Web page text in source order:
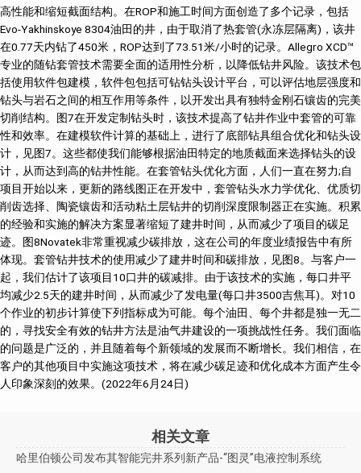
高性能和缩短截面结构。在ROP和施工时间方面创造了多个记录，包括
Evo-Yakhinskoye 8304油田的井，由于取消了热套管(永冻层隔离)，该井
在0.77天内钻了450米，ROP达到了73.51米/小时的记录。Allegro XCD™
专业的随钻套管技术需要全面的适用性分析，以降低钻井风险。该技术包
括使用软件包建模，软件包包括可钻钻头设计平台，可以评估地层强度和
钻头与岩石之间的相互作用等条件，以开发出具有独特金刚石镶齿的完美
切削结构。图7在开发定制钻头时，该技术提高了钻井作业中套管的可靠
性和效率。在建模软件计算的基础上，进行了底部钻具组合优化和钻头设
计，见图7。这些都使我们能够根据油田特定的地质截面来选择钻头的设
计，从而达到高的钻井性能。在套管钻头优化方面，人们一直在努力;自
项目开始以来，更新的路线图正在开发中，套管钻头水力学优化、优质切
削齿选择、陶瓷镶齿和活动粘土层钻井的切削深度限制器正在实施。积累
的经验和实施的解决方案显著缩短了建井时间，从而减少了项目的碳足
迹。图8Novatek非常重视减少碳排放，这在公司的年度业绩报告中有所
体现。套管钻井技术的使用减少了建井时间和碳排放，见图8。与客户一
起，我们估计了该项目10口井的碳减排。由于该技术的实施，每口井平
均减少2.5天的建井时间，从而减少了发电量(每口井3500吉焦耳)。对10
个作业的初步计算使下列指标成为可能。每个油田、每个井都是独一无二
的，寻找安全有效的钻井方法是油气井建设的一项挑战性任务。我们面临
的问题是广泛的，并且随着每个新领域的发展而不断增长。我们相信，在
客户的其他项目中实施这项技术，将在减少碳足迹和优化成本方面产生令
人印象深刻的效果。(2022年6月24日)
相关文章
哈里伯顿公司发布其智能完井系列新产品-“图灵”电液控制系统